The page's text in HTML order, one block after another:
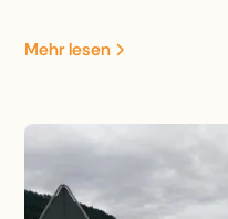
11 Geschosse
Teilen mit Bohrpfählen
realisiert.
Mehr lesen